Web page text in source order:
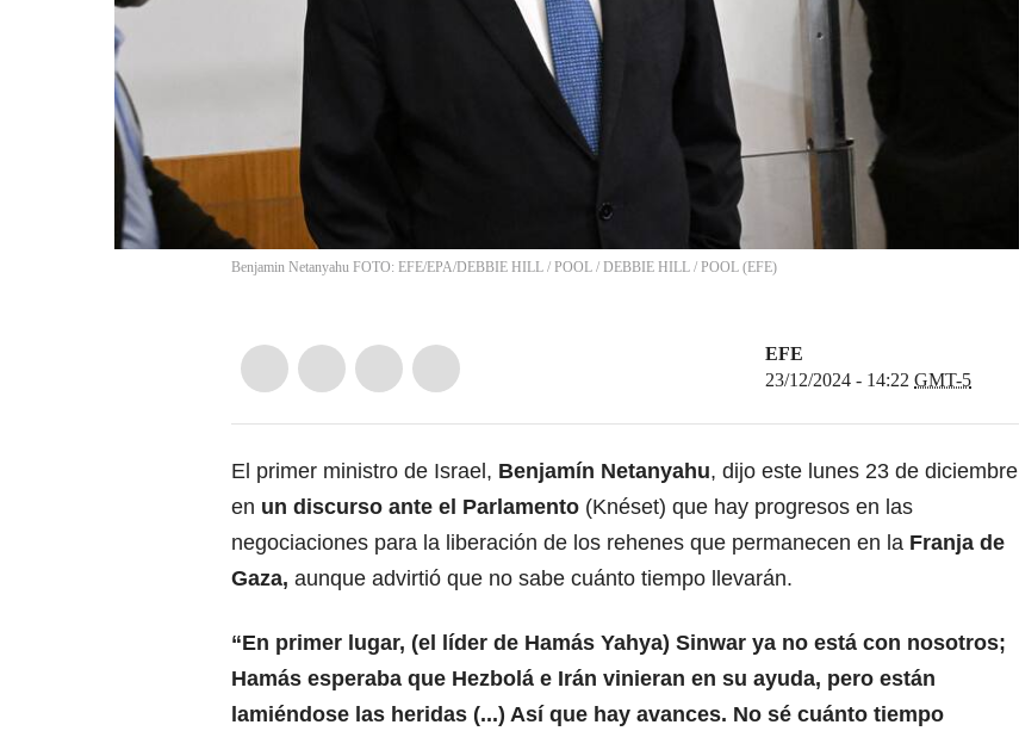
Benjamin Netanyahu FOTO: EFE/EPA/DEBBIE HILL / POOL / DEBBIE HILL / POOL (EFE)
EFE
23/12/2024 - 14:22 GMT-5
El primer ministro de Israel, Benjamín Netanyahu, dijo este lunes 23 de diciembre
en un discurso ante el Parlamento (Knéset) que hay progresos en las
negociaciones para la liberación de los rehenes que permanecen en la Franja de
Gaza, aunque advirtió que no sabe cuánto tiempo llevarán.
“En primer lugar, (el líder de Hamás Yahya) Sinwar ya no está con nosotros;
Hamás esperaba que Hezbolá e Irán vinieran en su ayuda, pero están
lamiéndose las heridas (...) Así que hay avances. No sé cuánto tiempo